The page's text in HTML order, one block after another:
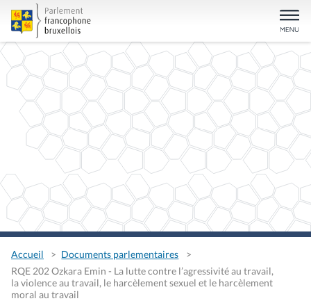
Accueil
Documents parlementaires
RQE 202 Ozkara Emin - La lutte contre l’agressivité au travail,
la violence au travail, le harcèlement sexuel et le harcèlement
moral au travail